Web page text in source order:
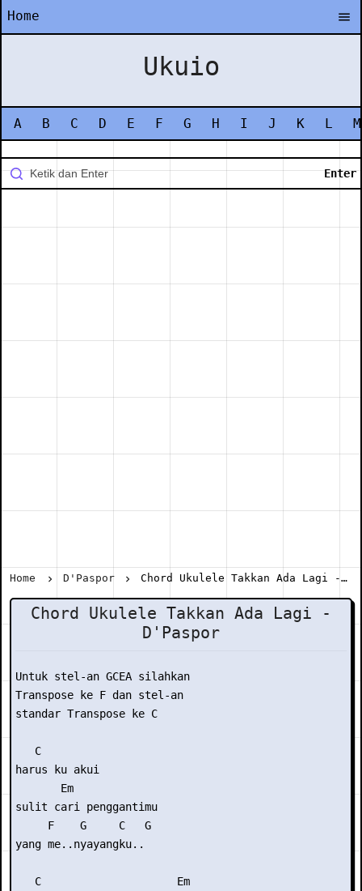
Home
Ukuio
A B C D E F G H I J K L M
Home D'Paspor Chord Ukulele Takkan Ada Lagi - D'Paspor
Chord Ukulele Takkan Ada Lagi -
D'Paspor
Untuk stel-an GCEA silahkan
Transpose ke F dan stel-an
standar Transpose ke C
   C
harus ku akui
       Em
sulit cari penggantimu
     F    G     C   G
yang me..nyayangku..
   C                     Em